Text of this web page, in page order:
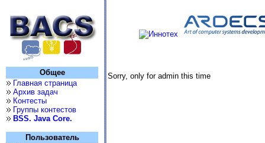
Общее
Главная страница
Архив задач
Контесты
Группы контестов
BSS. Java Core.
Пользователь
Sorry, only for admin this time